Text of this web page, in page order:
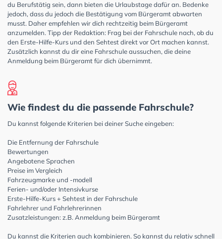
du Berufstätig sein, dann bieten die Urlaubstage dafür an. Bedenke
jedoch, dass du jedoch die Bestätigung vom Bürgeramt abwarten
musst. Daher empfehlen wir dich rechtzeitig beim Bürgeramt
anzumelden. Tipp der Redaktion: Frag bei der Fahrschule nach, ob du
den Erste-Hilfe-Kurs und den Sehtest direkt vor Ort machen kannst.
Zusätzlich kannst du dir eine Fahrschule aussuchen, die deine
Anmeldung beim Bürgeramt für dich übernimmt.
Wie findest du die passende Fahrschule?
Du kannst folgende Kriterien bei deiner Suche eingeben:
Die Entfernung der Fahrschule
Bewertungen
Angebotene Sprachen
Preise im Vergleich
Fahrzeugmarke und -modell
Ferien- und/oder Intensivkurse
Erste-Hilfe-Kurs + Sehtest in der Fahrschule
Fahrlehrer und Fahrlehrerinnen
Zusatzleistungen: z.B. Anmeldung beim Bürgeramt
Du kannst die Kriterien auch kombinieren. So kannst du relativ schnell